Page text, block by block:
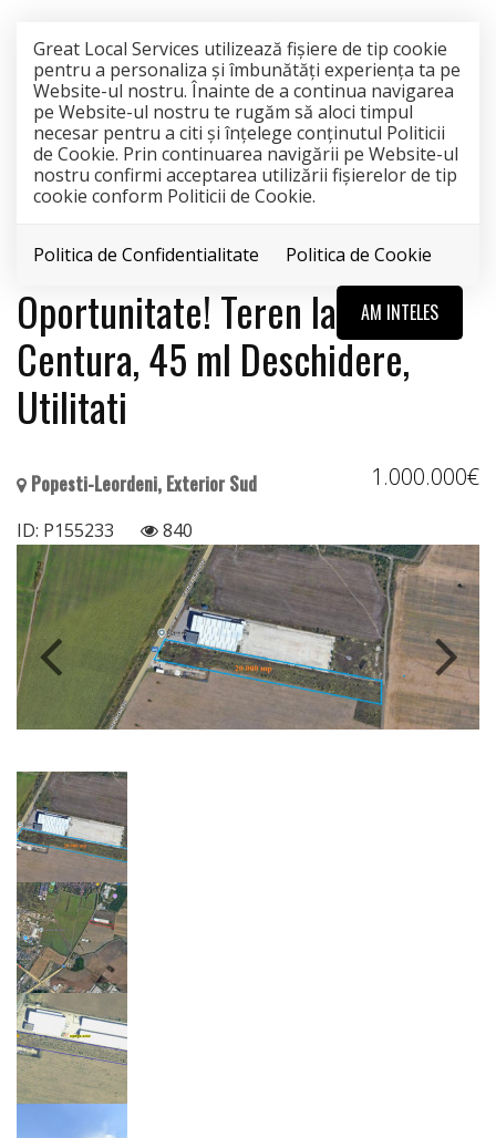
Great Local Services utilizează fişiere de tip cookie
pentru a personaliza și îmbunătăți experiența ta pe
Website-ul nostru. Înainte de a continua navigarea
pe Website-ul nostru te rugăm să aloci timpul
necesar pentru a citi și înțelege conținutul Politicii
de Cookie. Prin continuarea navigării pe Website-ul
nostru confirmi acceptarea utilizării fişierelor de tip
cookie conform Politicii de Cookie.
Politica de Confidentialitate Politica de Cookie
AM INTELES
Oportunitate! Teren la Sos de
Centura, 45 ml Deschidere,
Utilitati
Popesti-Leordeni, Exterior Sud 1.000.000€
ID: P155233 840